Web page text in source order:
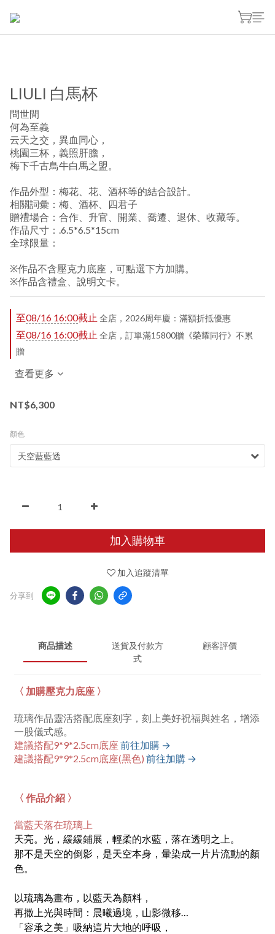
LIULI 白馬杯
問世間
何為至義
云天之交，異血同心，
桃園三杯，義照肝膽，
梅下千古鳥牛白馬之盟。
作品外型：梅花、花、酒杯等的結合設計。
相關詞彙：梅、酒杯、四君子
贈禮場合：合作、升官、開業、喬遷、退休、收藏等。
作品尺寸：.6.5*6.5*15cm
全球限量：
※作品不含壓克力底座，可點選下方加購。
※作品含禮盒、說明文卡。
至08/16 16:00截止 全店，2026周年慶：滿額折抵優惠
至08/16 16:00截止 全店，訂單滿15800贈《榮耀同行》不累
贈
查看更多
NT$6,300
顏色
加入購物車
加入追蹤清單
分享到
商品描述
送貨及付款方
式
顧客評價
〈 加購壓克力底座 〉
琉璃作品靈活搭配底座刻字，刻上美好祝福與姓名，增添
一股儀式感。
建議搭配9*9*2.5cm底座 前往加購 →
建議搭配9*9*2.5cm底座(黑色) 前往加購 →
〈 作品介紹 〉
當藍天落在琉璃上
天亮。光，緩緩鋪展，輕柔的水藍，落在透明之上。
那不是天空的倒影，是天空本身，暈染成一片片流動的顏
色。
以琉璃為畫布，以藍天為顏料，
再撒上光與時間：晨曦過境，山影微移…
「容承之美」吸納這片大地的呼吸，